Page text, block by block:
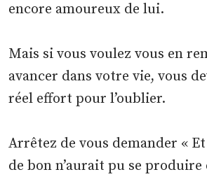
encore amoureux de lui.
Mais si vous voulez vous en
avancer dans votre vie, vous
réel effort pour l’oublier.
Arrêtez de vous demander «
de bon n’aurait pu se produire